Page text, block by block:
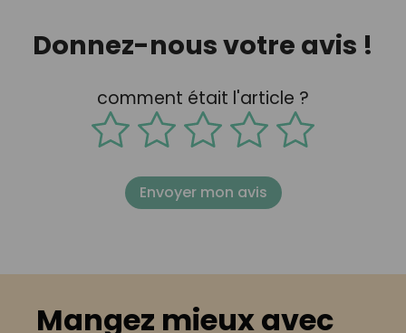
Donnez-nous votre avis !
comment était l'article ?
Envoyer mon avis
Mangez mieux avec